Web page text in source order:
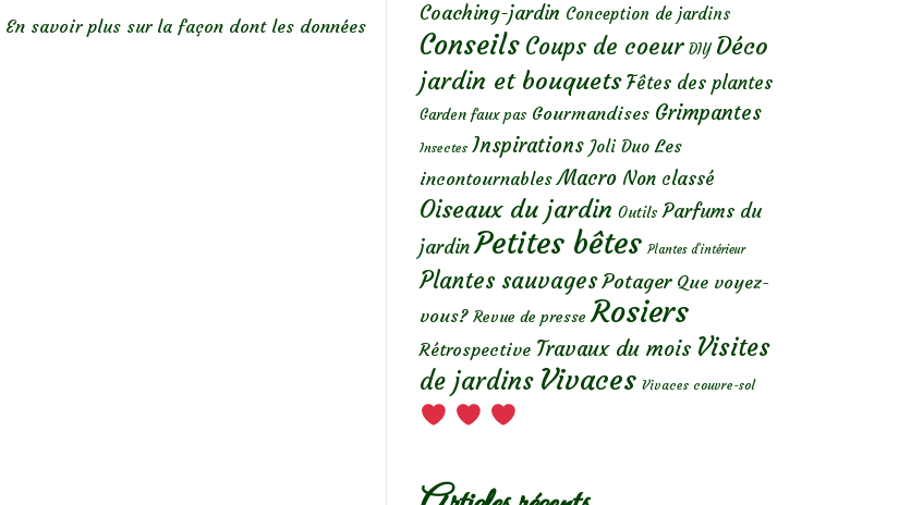
En savoir plus sur la façon dont les données
Coaching-jardin Conception de jardins
Conseils Coups de coeur DIY Déco
jardin et bouquets Fêtes des plantes
Garden faux pas Gourmandises Grimpantes
Insectes Inspirations Joli Duo Les
incontournables Macro Non classé
Oiseaux du jardin Outils Parfums du
jardin Petites bêtes Plantes d’intérieur
Plantes sauvages Potager Que voyez-
vous? Revue de presse Rosiers
Rétrospective Travaux du mois Visites
de jardins Vivaces Vivaces couvre-sol